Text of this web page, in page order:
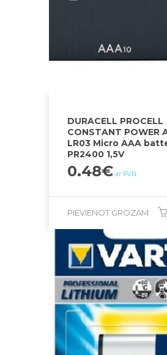
DURACELL PROCELL
CONSTANT POWER
LR03 Micro AAA
PR2400 1,5V
0.48€ ar PVN
PIEVIENOT GROZAM